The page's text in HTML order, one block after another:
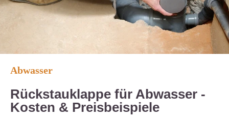
Abwasser
Rückstauklappe für Abwasser -
Kosten & Preisbeispiele